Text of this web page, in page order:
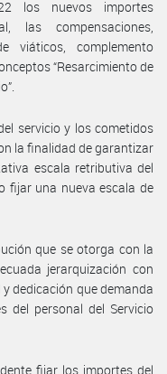
los nuevos importes
las compensaciones,
viáticos, complemento
“Resarcimiento de
servicio y los cometidos
la finalidad de garantizar
escala retributiva del
fijar una nueva escala de
que se otorga con la
jerarquización con
dedicación que demanda
del personal del Servicio
fijar los importes del